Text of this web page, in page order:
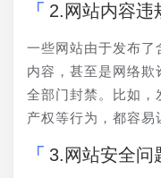
2.网站内容违
一些网站由于发布了
内容，甚至是网络欺
全部门封禁。比如，
产权等行为，都容易
3.网站安全问